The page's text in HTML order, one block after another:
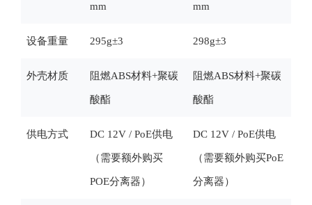
mm mm
设备重量 295g±3 298g±3
外壳材质 阻燃ABS材料+聚碳
酸酯
阻燃ABS材料+聚碳
酸酯
供电方式 DC 12V / PoE供电
（需要额外购买
POE分离器）
DC 12V / PoE供电
（需要额外购买PoE
分离器）